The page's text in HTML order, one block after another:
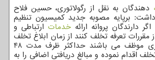
دهندگان به نقل از رگولاتوری، حسین فلاح
برپایه مصوبه جدید کمیسیون تنظیم
دارندگان پروانه ارائه خدمات ارتباطی و
مقررات تعرفه تخلف کنند از زمان ابلاغ تخلف
از جانب رگولاتوری موظف می باشند حداکثر ظرف مدت ۴۸
اقدام نموده و مبالغ دریافتی اضافی را به